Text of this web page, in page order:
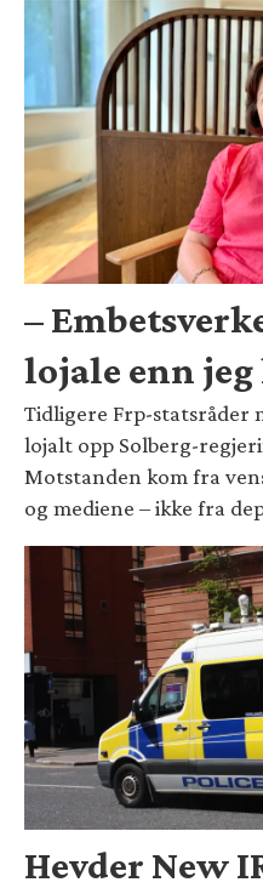
–
lojale enn
Tidligere Frp-statsråder
lojalt opp Solberg-
Motstanden kom fra
og mediene – ikke fra
Hevder New